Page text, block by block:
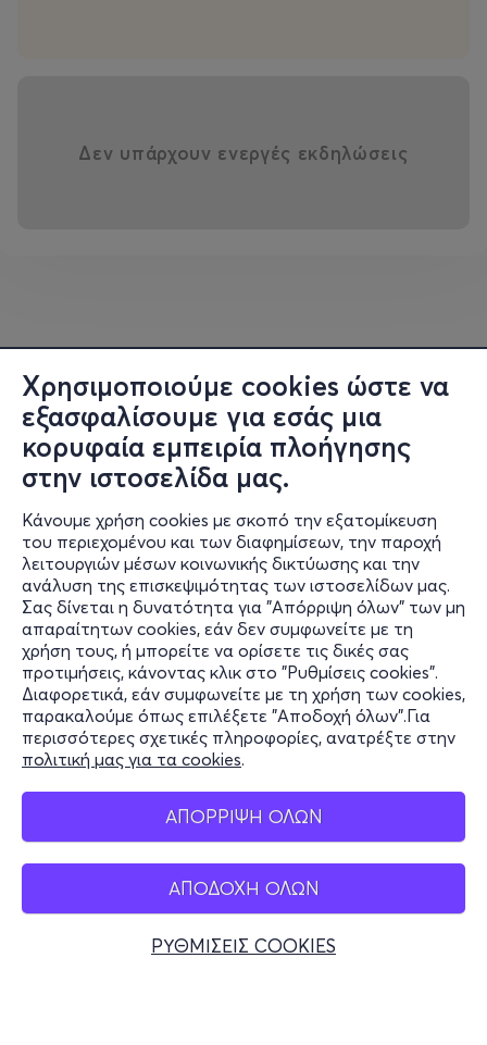
Χρησιμοποιούμε cookies ώστε να
εξασφαλίσουμε για εσάς μια
κορυφαία εμπειρία πλοήγησης
στην ιστοσελίδα μας.
Κάνουμε χρήση cookies με σκοπό την εξατομίκευση
του περιεχομένου και των διαφημίσεων, την παροχή
λειτουργιών μέσων κοινωνικής δικτύωσης και την
ανάλυση της επισκεψιμότητας των ιστοσελίδων μας.
Σας δίνεται η δυνατότητα για "Απόρριψη όλων" των μη
απαραίτητων cookies, εάν δεν συμφωνείτε με τη
χρήση τους, ή μπορείτε να ορίσετε τις δικές σας
προτιμήσεις, κάνοντας κλικ στο "Ρυθμίσεις cookies".
Διαφορετικά, εάν συμφωνείτε με τη χρήση των cookies,
παρακαλούμε όπως επιλέξετε "Αποδοχή όλων".Για
περισσότερες σχετικές πληροφορίες, ανατρέξτε στην
πολιτική μας για τα cookies.
ΑΠΟΡΡΙΨΗ ΟΛΩΝ
ΑΠΟΔΟΧΗ ΟΛΩΝ
ΡΥΘΜΙΣΕΙΣ COOKIES
Δεν υπάρχουν ενεργές εκδηλώσεις
Πληροφορίες
Υποστήριξη
Stay Connected
Mobile app